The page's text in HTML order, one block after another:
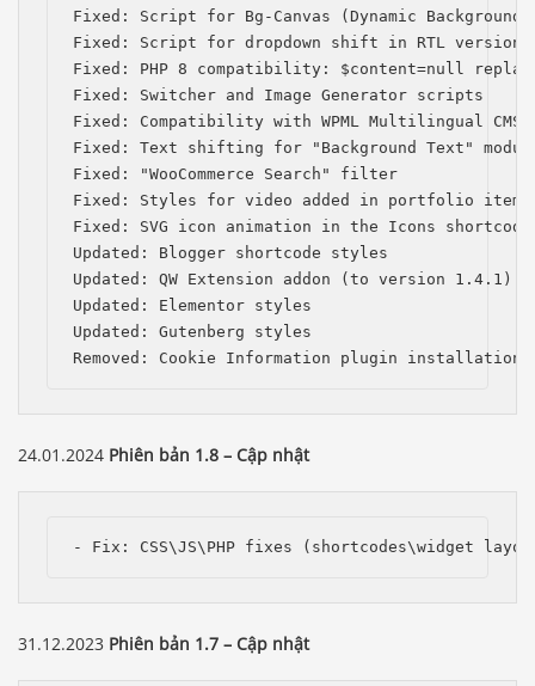
Fixed: Script for Bg-Canvas (Dynamic
Fixed: Script for dropdown shift in RTL version
Fixed: PHP 8 compatibility: $content=null
Fixed: Switcher and Image Generator scripts
Fixed: Compatibility with WPML Multilingual
Fixed: Text shifting for "Background Text"
Fixed: "WooCommerce Search" filter
Fixed: Styles for video added in portfolio items
Fixed: SVG icon animation in the Icons shortcode
Updated: Blogger shortcode styles
Updated: QW Extension addon (to version 1.4.1)
Updated: Elementor styles
Updated: Gutenberg styles
Removed: Cookie Information plugin installation
24.01.2024 Phiên bản 1.8 – Cập nhật
- Fix: CSS\JS\PHP fixes (shortcodes\widget
31.12.2023 Phiên bản 1.7 – Cập nhật